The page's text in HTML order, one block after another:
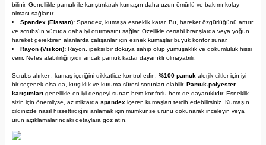
bilinir. Genellikle pamuk ile karıştırılarak kumaşın daha uzun ömürlü ve bakımı kolay
olması sağlanır.
Spandex (Elastan): Spandex, kumaşa esneklik katar. Bu, hareket özgürlüğünü artırır
ve scrubs'ın vücuda daha iyi oturmasını sağlar. Özellikle cerrahi branşlarda veya yoğun
hareket gerektiren alanlarda çalışanlar için esnek kumaşlar büyük konfor sunar.
Rayon (Viskon): Rayon, ipeksi bir dokuya sahip olup yumuşaklık ve dökümlülük hissi
verir. Nefes alabilirliği iyidir ancak pamuk kadar dayanıklı olmayabilir.
Scrubs alırken, kumaş içeriğini dikkatlice kontrol edin. %100 pamuk alerjik ciltler için iyi
bir seçenek olsa da, kırışıklık ve kuruma süresi sorunları olabilir. Pamuk-polyester
karışımları genellikle en iyi dengeyi sunar: hem konforlu hem de dayanıklıdır. Esneklik
sizin için önemliyse, az miktarda spandex içeren kumaşları tercih edebilirsiniz. Kumaşın
cildinizde nasıl hissettirdiğini anlamak için mümkünse ürünü dokunarak inceleyin veya
ürün açıklamalarındaki detaylara göz atın.